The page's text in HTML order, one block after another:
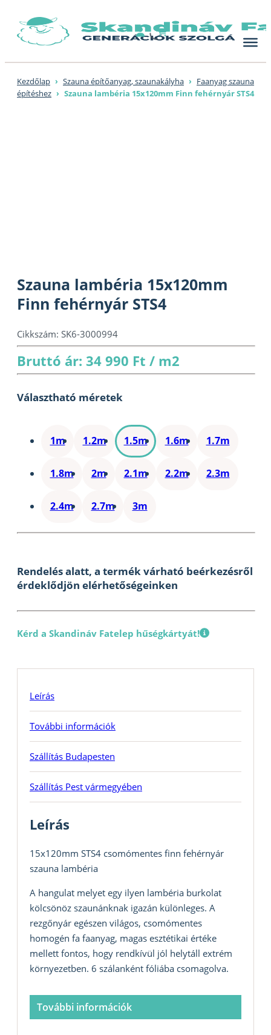
content
Kezdőlap › Szauna építőanyag, szaunakályha › Faanyag szauna
építéshez › Szauna lambéria 15x120mm Finn fehérnyár STS4
Szauna lambéria 15x120mm
Finn fehérnyár STS4
Cikkszám: SK6-3000994
Bruttó ár: 34 990 Ft / m2
Választható méretek
1m 1.2m 1.5m 1.6m 1.7m
1.8m 2m 2.1m 2.2m 2.3m
2.4m 2.7m 3m
Rendelés alatt, a termék várható beérkezésről
érdeklődjön elérhetőségeinken
Kérd a Skandináv Fatelep hűségkártyát!
Leírás
További információk
Szállítás Budapesten
Szállítás Pest vármegyében
Leírás
15x120mm STS4 csomómentes finn fehérnyár
szauna lambéria
A hangulat melyet egy ilyen lambéria burkolat
kölcsönöz szaunánknak igazán különleges. A
rezgőnyár egészen világos, csomómentes
homogén fa faanyag, magas esztétikai értéke
mellett fontos, hogy rendkívül jól helytáll extrém
környezetben. 6 szálanként fóliába csomagolva.
További információk